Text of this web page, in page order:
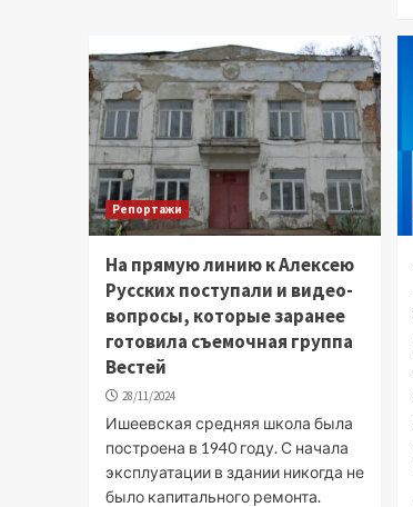
Репортажи
На прямую линию к Алексею
Русских поступали и видео-
вопросы, которые заранее
готовила съемочная группа
Вестей
28/11/2024
Ишеевская средняя школа была
построена в 1940 году. С начала
эксплуатации в здании никогда не
было капитального ремонта.